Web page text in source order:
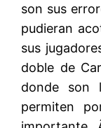
son sus
pudieran
sus
doble de
donde son
permiten